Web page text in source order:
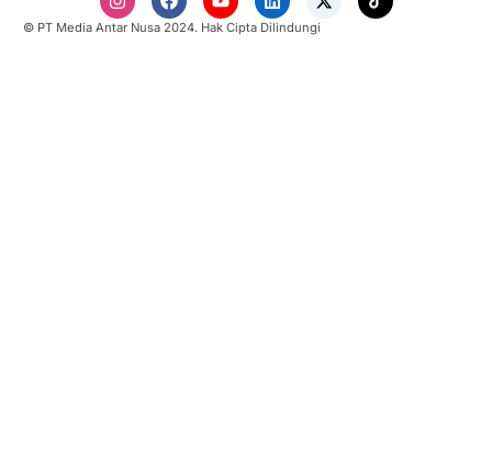
© PT Media Antar Nusa 2024. Hak Cipta Dilindungi